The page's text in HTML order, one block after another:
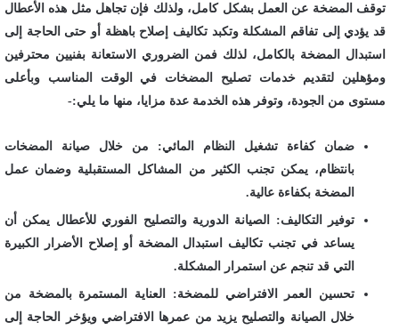
توقف المضخة عن العمل بشكل كامل، ولذلك فإن تجاهل مثل هذه الأعطال
قد يؤدي إلى تفاقم المشكلة وتكبد تكاليف إصلاح باهظة أو حتى الحاجة إلى
استبدال المضخة بالكامل، لذلك فمن الضروري الاستعانة بفنيين محترفين
ومؤهلين لتقديم خدمات تصليح المضخات في الوقت المناسب وبأعلى
مستوى من الجودة، وتوفر هذه الخدمة عدة مزايا، منها ما يلي:-
ضمان كفاءة تشغيل النظام المائي: من خلال صيانة المضخات
بانتظام، يمكن تجنب الكثير من المشاكل المستقبلية وضمان عمل
المضخة بكفاءة عالية.
توفير التكاليف: الصيانة الدورية والتصليح الفوري للأعطال يمكن أن
يساعد في تجنب تكاليف استبدال المضخة أو إصلاح الأضرار الكبيرة
التي قد تنجم عن استمرار المشكلة.
تحسين العمر الافتراضي للمضخة: العناية المستمرة بالمضخة من
خلال الصيانة والتصليح يزيد من عمرها الافتراضي ويؤخر الحاجة إلى